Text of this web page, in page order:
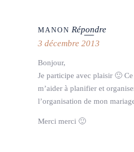
MANON Répondre
3 décembre 2013
Bonjour,
Je participe avec plaisir 🙂
m’aider à planifier et
l’organisation de mon
Merci merci 🙂